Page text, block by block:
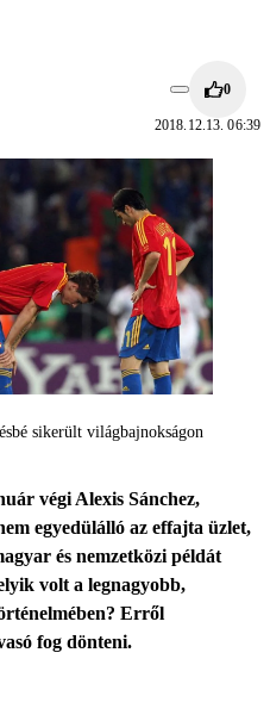
0
2018.12.13. 06:39
sikerült világbajnokságon
végi Alexis Sánchez,
egyedülálló az effajta üzlet,
és nemzetközi példát
volt a legnagyobb,
Erről
fog dönteni.